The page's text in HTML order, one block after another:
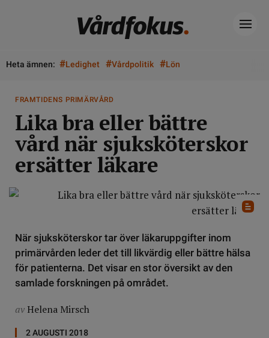
Heta ämnen: #Ledighet #Vårdpolitik #Lön
FRAMTIDENS PRIMÄRVÅRD
Lika bra eller bättre
vård när sjuksköterskor
ersätter läkare
När sjuksköterskor tar över läkaruppgifter inom
primärvården leder det till likvärdig eller bättre hälsa
för patienterna. Det visar en stor översikt av den
samlade forskningen på området.
av Helena Mirsch
2 AUGUSTI 2018